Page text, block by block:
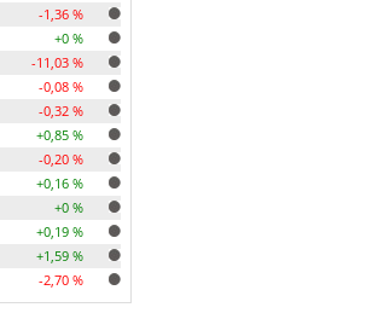
-1,36 %
+0 %
-11,03 %
-0,08 %
-0,32 %
+0,85 %
-0,20 %
+0,16 %
+0 %
+0,19 %
+1,59 %
-2,70 %